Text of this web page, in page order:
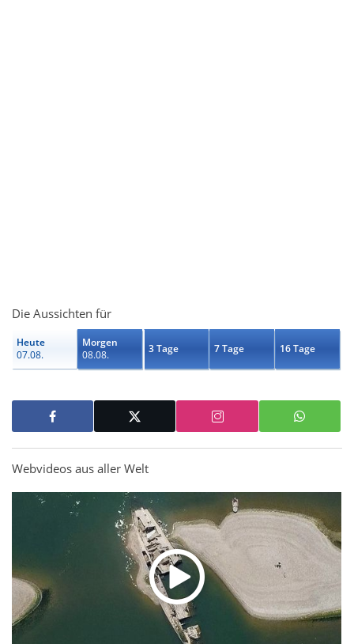
Die Aussichten für
Heute
07.08.
Morgen
08.08.
3 Tage 7 Tage 16 Tage
Webvideos aus aller Welt